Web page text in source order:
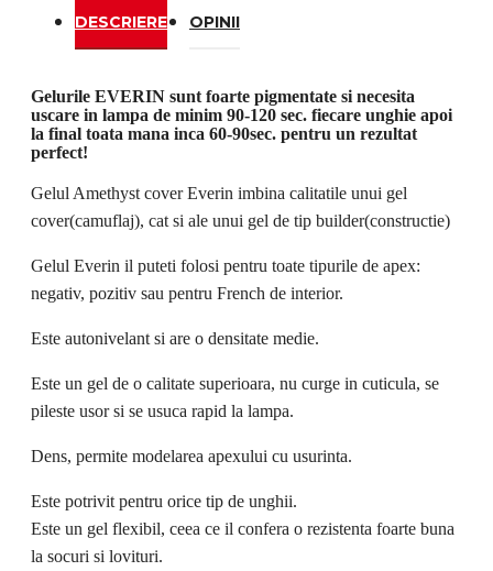
DESCRIERE OPINII
Gelurile EVERIN sunt foarte pigmentate si necesita
uscare in lampa de minim 90-120 sec. fiecare unghie apoi
la final toata mana inca 60-90sec. pentru un rezultat
perfect!
Gelul Amethyst cover Everin imbina calitatile unui gel
cover(camuflaj), cat si ale unui gel de tip builder(constructie)
Gelul Everin il puteti folosi pentru toate tipurile de apex:
negativ, pozitiv sau pentru French de interior.
Este autonivelant si are o densitate medie.
Este un gel de o calitate superioara, nu curge in cuticula, se
pileste usor si se usuca rapid la lampa.
Dens, permite modelarea apexului cu usurinta.
Este potrivit pentru orice tip de unghii.
Este un gel flexibil, ceea ce il confera o rezistenta foarte buna
la socuri si lovituri.